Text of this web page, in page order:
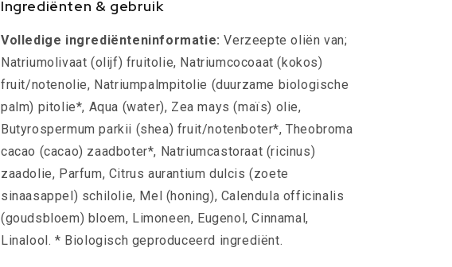
Ingrediënten & gebruik
Volledige ingrediënteninformatie: Verzeepte oliën van;
Natriumolivaat (olijf) fruitolie, Natriumcocoaat (kokos)
fruit/notenolie, Natriumpalmpitolie (duurzame biologische
palm) pitolie*, Aqua (water), Zea mays (maïs) olie,
Butyrospermum parkii (shea) fruit/notenboter*, Theobroma
cacao (cacao) zaadboter*, Natriumcastoraat (ricinus)
zaadolie, Parfum, Citrus aurantium dulcis (zoete
sinaasappel) schilolie, Mel (honing), Calendula officinalis
(goudsbloem) bloem, Limoneen, Eugenol, Cinnamal,
Linalool. * Biologisch geproduceerd ingrediënt.